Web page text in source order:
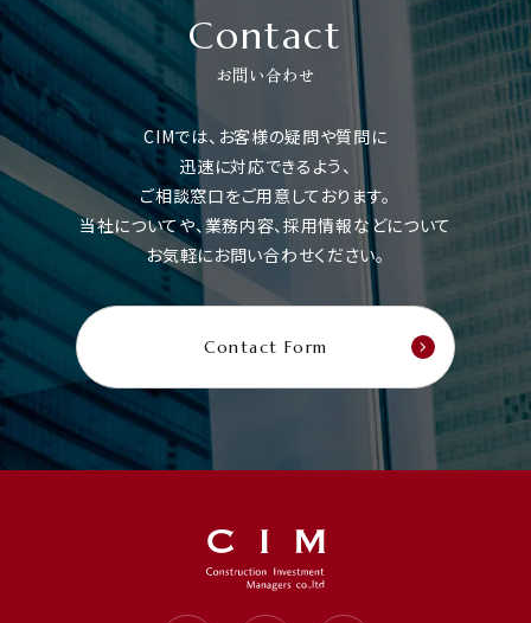
Contact
お問い合わせ
CIMでは、お客様の疑問や質問に
迅速に対応できるよう、
ご相談窓口をご用意しております。
当社についてや、業務内容、採用情報などについて
お気軽にお問い合わせください。
Contact Form